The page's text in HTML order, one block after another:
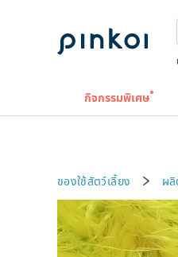
กิจกรรมพิเศษ
ของใช้สัตว์เลี้ยง ผ